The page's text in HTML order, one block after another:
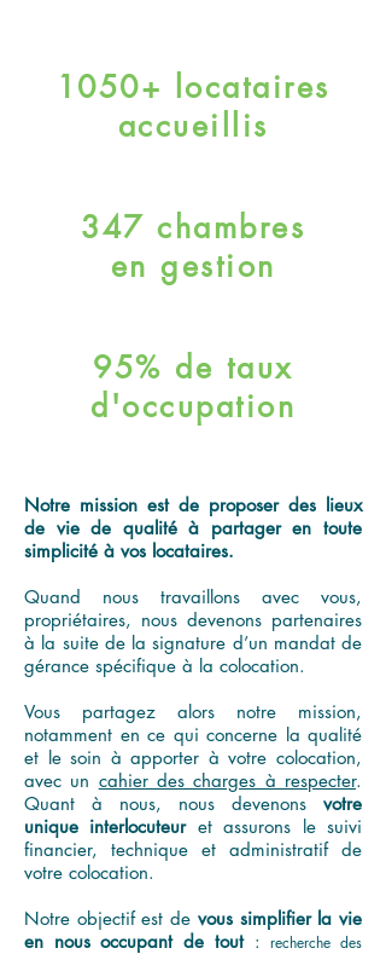
1050+ locataires
accueillis
347 chambres
en gestion
95% de taux
d'occupation
Notre mission est de proposer des lieux
de vie de qualité à partager en toute
simplicité à vos locataires.
Quand nous travaillons avec vous,
propriétaires, nous devenons partenaires
à la suite de la signature d’un mandat de
gérance spécifique à la colocation.
Vous partagez alors notre mission,
notamment en ce qui concerne la qualité
et le soin à apporter à votre colocation,
avec un cahier des charges à respecter.
Quant à nous, nous devenons votre
unique interlocuteuret assurons le suivi
financier, technique et administratif de
votre colocation.
Notre objectif est de vous simplifier la vie
en nous occupant de tout:recherche des